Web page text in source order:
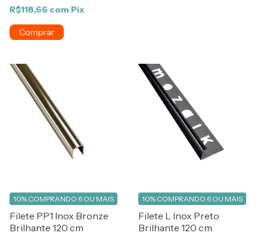
R$118,66 com Pix
Filete PP1 Inox Bronze
Brilhante 120 cm
10% COMPRANDO 6 OU MAIS
Filete L Inox Preto
Brilhante 120 cm
10% COMPRANDO 6 OU MAIS